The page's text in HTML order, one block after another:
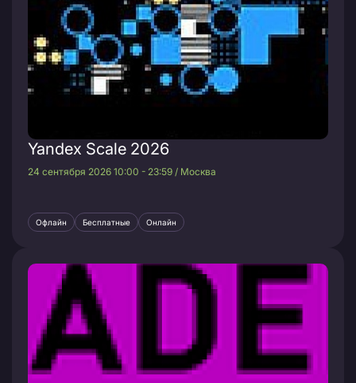
Yandex Scale 2026
24 сентября 2026 10:00 - 23:59 / Москва
Офлайн Бесплатные Онлайн